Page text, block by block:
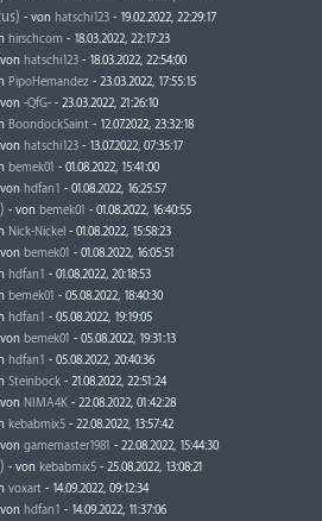
- von hatschi123 - 19.02.2022, 22:29:17
hirschcom - 18.03.2022, 22:17:23
hatschi123 - 18.03.2022, 22:54:00
PipoHernandez - 23.03.2022, 17:55:15
-QfG- - 23.03.2022, 21:26:10
BoondockSaint - 12.07.2022, 23:32:18
hatschi123 - 13.07.2022, 07:35:17
bemek01 - 01.08.2022, 15:41:00
hdfan1 - 01.08.2022, 16:25:57
- von bemek01 - 01.08.2022, 16:40:55
Nick-Nickel - 01.08.2022, 15:58:23
bemek01 - 01.08.2022, 16:05:51
hdfan1 - 01.08.2022, 20:18:53
bemek01 - 05.08.2022, 18:40:30
hdfan1 - 05.08.2022, 19:19:05
bemek01 - 05.08.2022, 19:31:13
hdfan1 - 05.08.2022, 20:40:36
Steinbock - 21.08.2022, 22:51:24
NIMA4K - 22.08.2022, 01:42:28
kebabmix5 - 22.08.2022, 13:57:42
gamemaster1981 - 22.08.2022, 15:44:30
- von kebabmix5 - 25.08.2022, 13:08:21
voxart - 14.09.2022, 09:12:34
hdfan1 - 14.09.2022, 11:37:06